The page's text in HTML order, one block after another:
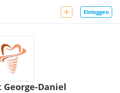
Einloggen
George-Daniel